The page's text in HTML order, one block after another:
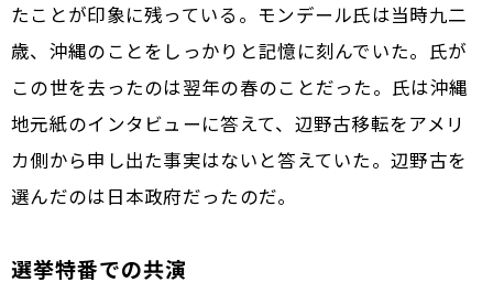
たことが印象に残っている。モンデール氏は当時九二
歳、沖縄のことをしっかりと記憶に刻んでいた。氏が
この世を去ったのは翌年の春のことだった。氏は沖縄
地元紙のインタビューに答えて、辺野古移転をアメリ
カ側から申し出た事実はないと答えていた。辺野古を
選んだのは日本政府だったのだ。
選挙特番での共演